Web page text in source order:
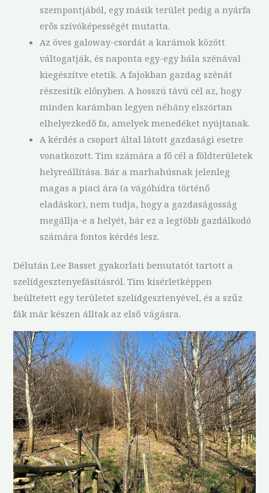
szempontjából, egy másik terület pedig a nyárfa
erős szívóképességét mutatta.
Az öves galoway-csordát a karámok között
váltogatják, és naponta egy-egy bála szénával
kiegészítve etetik. A fajokban gazdag szénát
részesítik előnyben. A hosszú távú cél az, hogy
minden karámban legyen néhány elszórtan
elhelyezkedő fa, amelyek menedéket nyújtanak.
A kérdés a csoport által látott gazdasági esetre
vonatkozott. Tim számára a fő cél a földterületek
helyreállítása. Bár a marhahúsnak jelenleg
magas a piaci ára (a vágóhídra történő
eladáskor), nem tudja, hogy a gazdaságosság
megállja-e a helyét, bár ez a legtöbb gazdálkodó
számára fontos kérdés lesz.
Délután Lee Basset gyakorlati bemutatót tartott a
szelídgesztenyefásításról. Tim kísérletképpen
beültetett egy területet szelídgesztenyével, és a szűz
fák már készen álltak az első vágásra.